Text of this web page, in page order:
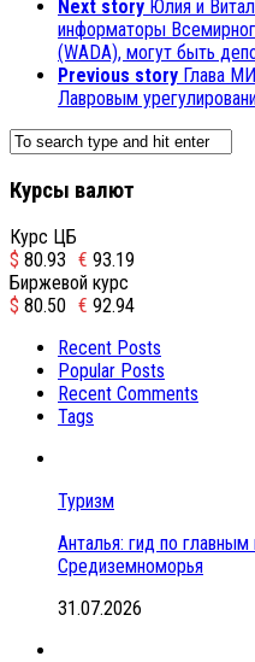
Next story Юлия и
информаторы
(WADA), могут быть
Previous story Глава
Лавровым
Курсы валют
Курс ЦБ
$ 80.93 € 93.19
Биржевой курс
$ 80.50 € 92.94
Recent Posts
Popular Posts
Recent Comments
Tags
Туризм
Анталья: гид по
Средиземноморья
31.07.2026